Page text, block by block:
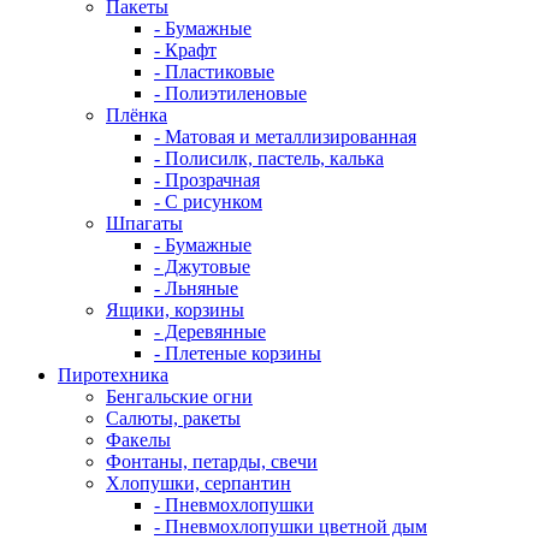
Пакеты
- Бумажные
- Крафт
- Пластиковые
- Полиэтиленовые
Плёнка
- Матовая и металлизированная
- Полисилк, пастель, калька
- Прозрачная
- С рисунком
Шпагаты
- Бумажные
- Джутовые
- Льняные
Ящики, корзины
- Деревянные
- Плетеные корзины
Пиротехника
Бенгальские огни
Салюты, ракеты
Факелы
Фонтаны, петарды, свечи
Хлопушки, серпантин
- Пневмохлопушки
- Пневмохлопушки цветной дым